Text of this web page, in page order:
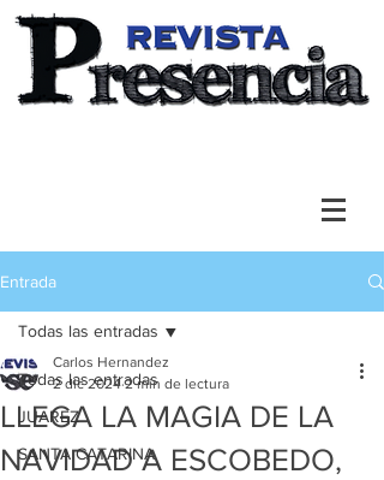
Entrada
Todas las entradas
JUAREZ
SANTA CATARINA
Todas las entradas
LLEGA LA MAGIA DE LA
NAVIDAD A ESCOBEDO,
Carlos Hernandez
2 dic 2024 2 min de lectura